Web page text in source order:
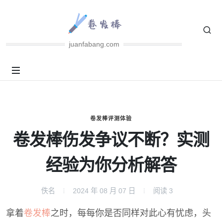
juanfabang.com
卷发棒评测体验
卷发棒伤发争议不断？实测
经验为你分析解答
佚名 2024 年 08 月 07 日 阅读 3
拿着卷发棒之时，每每你是否同样对此心有忧虑，头